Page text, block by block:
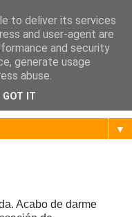
▼
Acabo de darme
to deliver its services
and user-agent are
and security
generate usage
abuse.
GOT IT